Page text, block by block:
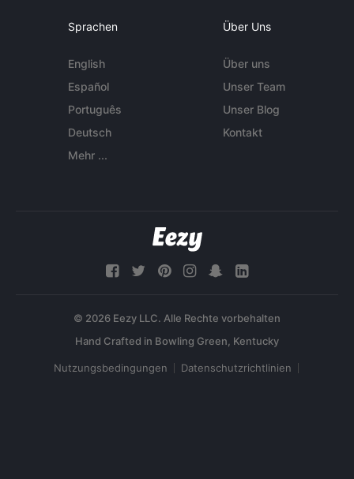
Sprachen
English
Español
Português
Deutsch
Mehr ...
Über Uns
Über uns
Unser Team
Unser Blog
Kontakt
© 2026 Eezy LLC. Alle Rechte vorbehalten
Nutzungsbedingungen Datenschutzrichtlinien